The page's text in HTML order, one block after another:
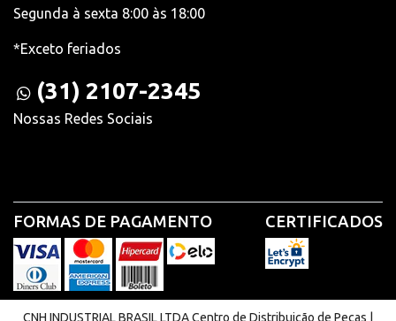
Segunda à sexta 8:00 às 18:00
*Exceto feriados
(31) 2107-2345
Nossas Redes Sociais
FORMAS DE PAGAMENTO CERTIFICADOS
CNH INDUSTRIAL BRASIL LTDA Centro de Distribuição de Peças |